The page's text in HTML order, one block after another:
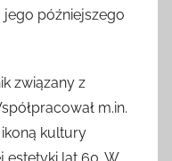
jego późniejszego
związany z
m.in.
ikoną kultury